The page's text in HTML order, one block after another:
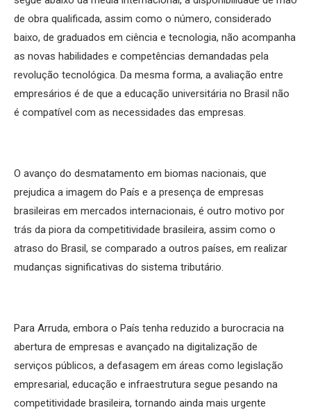
de obra qualificada, assim como o número, considerado
baixo, de graduados em ciência e tecnologia, não acompanha
as novas habilidades e competências demandadas pela
revolução tecnológica. Da mesma forma, a avaliação entre
empresários é de que a educação universitária no Brasil não
é compatível com as necessidades das empresas.
O avanço do desmatamento em biomas nacionais, que
prejudica a imagem do País e a presença de empresas
brasileiras em mercados internacionais, é outro motivo por
trás da piora da competitividade brasileira, assim como o
atraso do Brasil, se comparado a outros países, em realizar
mudanças significativas do sistema tributário.
Para Arruda, embora o País tenha reduzido a burocracia na
abertura de empresas e avançado na digitalização de
serviços públicos, a defasagem em áreas como legislação
empresarial, educação e infraestrutura segue pesando na
competitividade brasileira, tornando ainda mais urgente